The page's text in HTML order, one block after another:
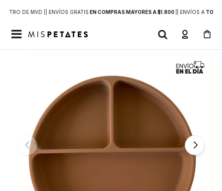
DE MVD | | ENVÍOS GRATIS EN COMPRAS MAYORES A $1.800 | ENVÍOS ATODO
